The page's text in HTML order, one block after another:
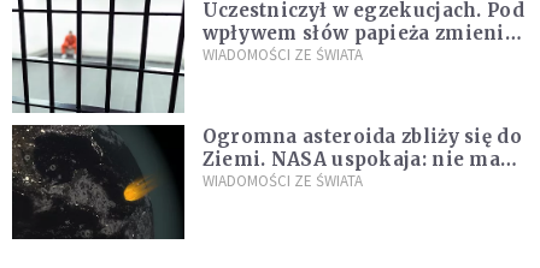
Uczestniczył w egzekucjach. Pod
wpływem słów papieża zmienił
zdanie
WIADOMOŚCI ZE ŚWIATA
Ogromna asteroida zbliży się do
Ziemi. NASA uspokaja: nie ma
zagrożenia
WIADOMOŚCI ZE ŚWIATA